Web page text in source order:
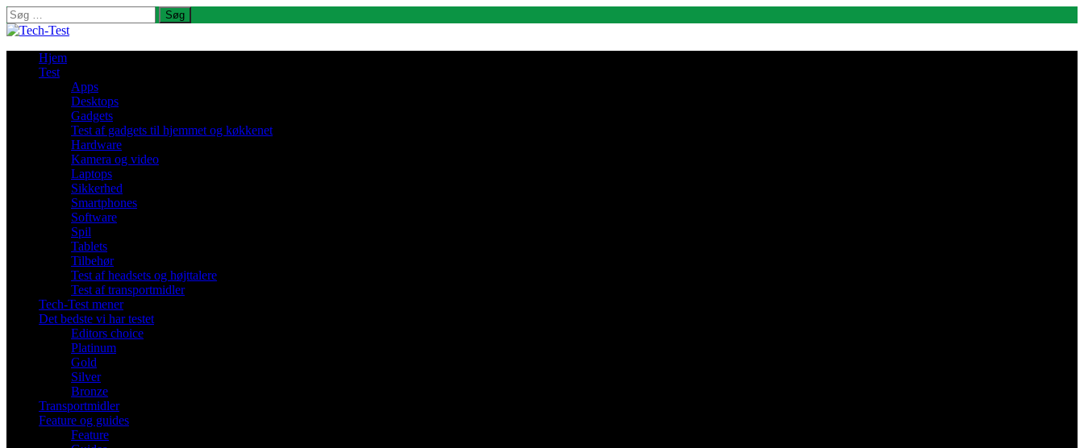
Søg
efter:
Hjem
Test
Apps
Desktops
Gadgets
Test af gadgets til hjemmet og køkkenet
Hardware
Kamera og video
Laptops
Sikkerhed
Smartphones
Software
Spil
Tablets
Tilbehør
Test af headsets og højttalere
Test af transportmidler
Tech-Test mener
Det bedste vi har testet
Editors choice
Platinum
Gold
Silver
Bronze
Transportmidler
Feature og guides
Feature